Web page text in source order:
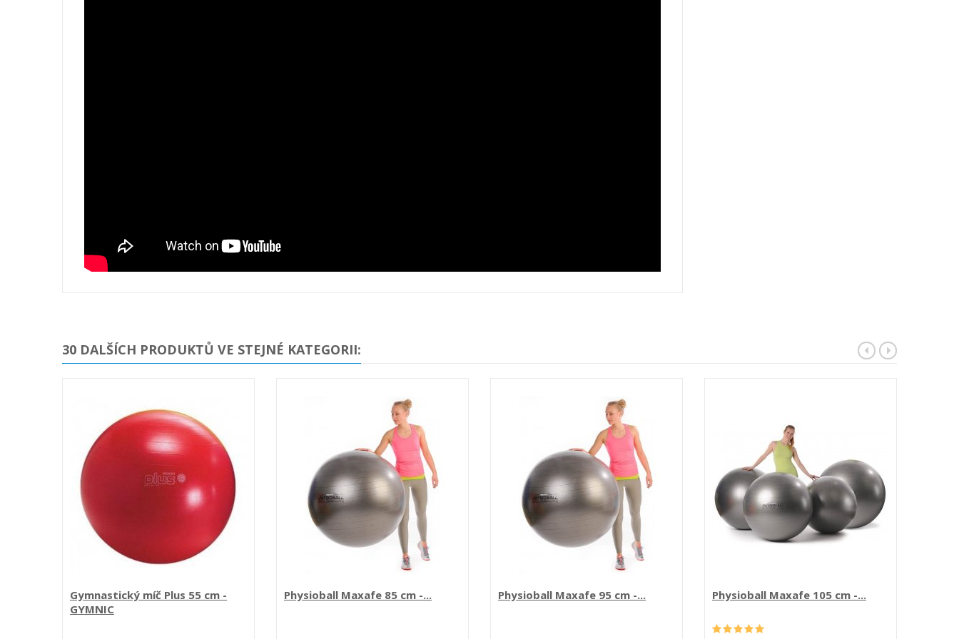
30 DALŠÍCH PRODUKTŮ VE STEJNÉ KATEGORII:
Gymnastický míč Plus 55 cm -
GYMNIC
Physioball Maxafe 85 cm -... Physioball Maxafe 95 cm -... Physioball Maxafe 105 cm -...